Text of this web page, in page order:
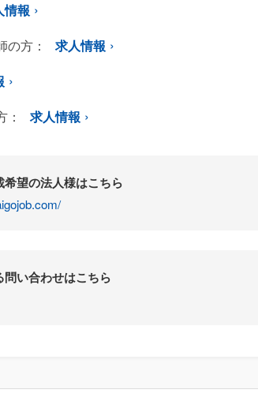
情報
方：
求人情報
求人情報
望の法人様はこちら
い合わせはこちら